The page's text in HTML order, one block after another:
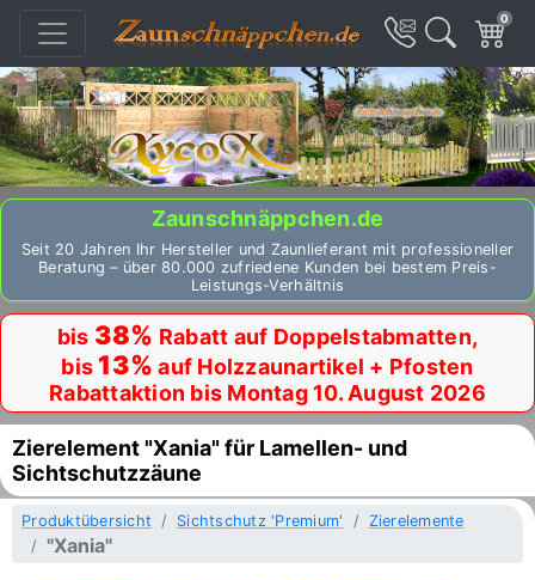
0
Zaunschnäppchen.de
Seit 20 Jahren Ihr Hersteller und Zaunlieferant mit professioneller
Beratung – über 80.000 zufriedene Kunden bei bestem Preis-
Leistungs-Verhältnis
bis 38% Rabatt auf Doppelstabmatten,
bis 13% auf Holzzaunartikel + Pfosten
Rabattaktion bis Montag 10. August 2026
Zierelement "Xania" für Lamellen- und
Sichtschutzzäune
Produktübersicht Sichtschutz 'Premium' Zierelemente
"Xania"